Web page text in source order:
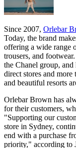
Since 2007, Orlebar
Today, the brand
offering a wide range
trousers, and
the Chanel group,
direct stores and
and beautiful resorts
Orlebar Brown has
for their customers,
"Supporting our
store in Sydney,
end with a purchase
priority," according to